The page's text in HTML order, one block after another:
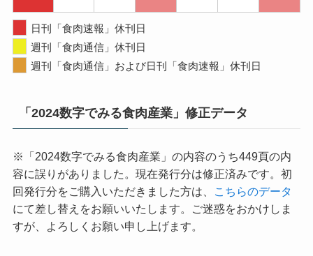
日刊「食肉速報」休刊日
週刊「食肉通信」休刊日
週刊「食肉通信」および日刊「食肉速報」休刊日
「2024数字でみる食肉産業」修正データ
※「2024数字でみる食肉産業」の内容のうち449頁の内
容に誤りがありました。現在発行分は修正済みです。初
回発行分をご購入いただきました方は、
こちらのデータ
にて差し替えをお願いいたします。ご迷惑をおかけしま
すが、よろしくお願い申し上げます。